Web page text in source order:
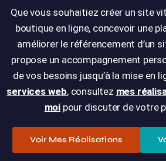
Que vous souhaitiez créer un site
boutique en ligne, concevoir une
améliorer le référencement d’un
propose un accompagnement
de vos besoins jusqu’à la mise en
services web, consultez mes
moi pour discuter de votre
Voir Mes Réalisations